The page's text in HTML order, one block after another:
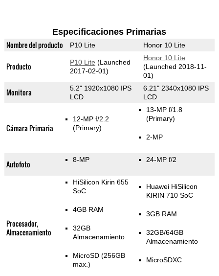
Especificaciones Primarias
Nombre del producto P10 Lite Honor 10 Lite
Producto P10 Lite (Launched
2017-02-01)
Honor 10 Lite
(Launched 2018-11-
01)
Monitora
5.2" 1920x1080 IPS
LCD
6.21" 2340x1080 IPS
LCD
Cámara Primaria
12-MP f/2.2
(Primary)
13-MP f/1.8
(Primary)
2-MP
Autofoto 8-MP 24-MP f/2
Procesador,
Almacenamiento
HiSilicon Kirin 655
SoC
4GB RAM
32GB
Almacenamiento
MicroSD (256GB
max.)
Huawei HiSilicon
KIRIN 710 SoC
3GB RAM
32GB/64GB
Almacenamiento
MicroSDXC